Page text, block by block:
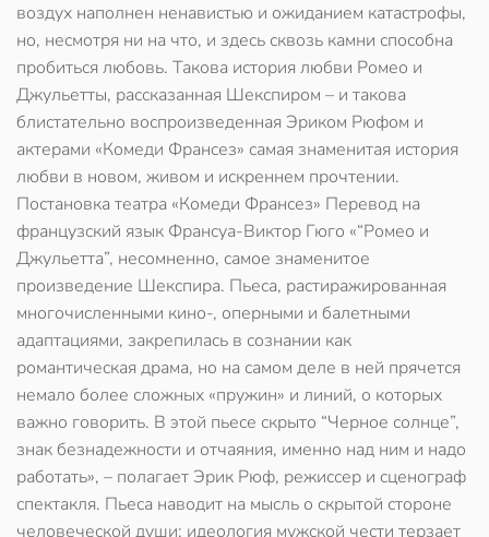
воздух наполнен ненавистью и ожиданием катастрофы,
но, несмотря ни на что, и здесь сквозь камни способна
пробиться любовь. Такова история любви Ромео и
Джульетты, рассказанная Шекспиром – и такова
блистательно воспроизведенная Эриком Рюфом и
актерами «Комеди Франсез» самая знаменитая история
любви в новом, живом и искреннем прочтении.
Постановка театра «Комеди Франсез» Перевод на
французский язык Франсуа-Виктор Гюго «“Ромео и
Джульетта”, несомненно, самое знаменитое
произведение Шекспира. Пьеса, растиражированная
многочисленными кино-, оперными и балетными
адаптациями, закрепилась в сознании как
романтическая драма, но на самом деле в ней прячется
немало более сложных «пружин» и линий, о которых
важно говорить. В этой пьесе скрыто “Черное солнце”,
знак безнадежности и отчаяния, именно над ним и надо
работать», – полагает Эрик Рюф, режиссер и сценограф
спектакля. Пьеса наводит на мысль о скрытой стороне
человеческой души: идеология мужской чести терзает